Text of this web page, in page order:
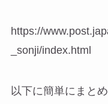
https://
_sonji/index.html
以下に簡単にまと